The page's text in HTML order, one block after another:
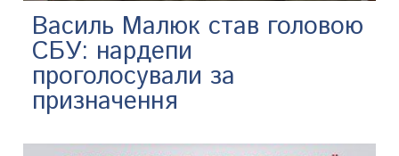
Василь Малюк став головою
СБУ: нардепи
проголосували за
призначення